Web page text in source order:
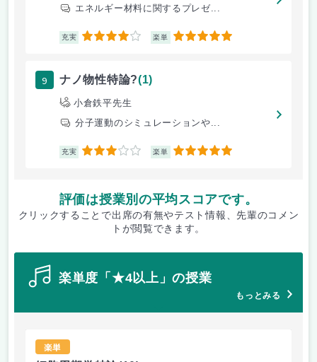
エネルギー材料に関するプレゼ...
充実 4 楽単 5
9 ナノ物性特論?(1)
小倉鉄平先生
分子運動のシミュレーションや...
充実 3 楽単 5
評価は授業別の平均スコアです。
クリックすることで出席の有無やテスト情報、先輩のコメン
トが閲覧できます。
楽単度「★4以上」の授業
もっとみる
楽単